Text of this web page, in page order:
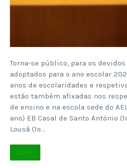
Torna-se público, para os
adoptados para o ano escolar
anos de escolaridades e
estão também afixadas nos
de ensino e na escola sede do
ano) EB Casal de Santo António
Lousã (1º…
Ler +